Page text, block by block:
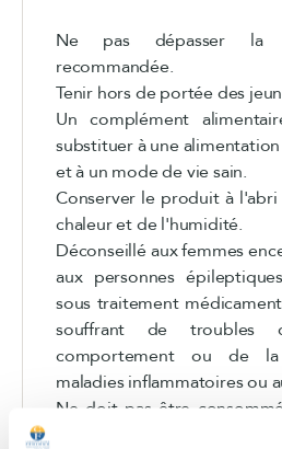
Ne pas dépasser la
recommandée.
Tenir hors de portée des
Un complément
substituer à une
et à un mode de vie sain.
Conserver le produit à
chaleur et de l'humidité.
Déconseillé aux femmes
aux personnes
sous traitement
souffrant de troubles
comportement ou de
maladies inflammatoires ou
Ne doit pas être
devant réaliser une